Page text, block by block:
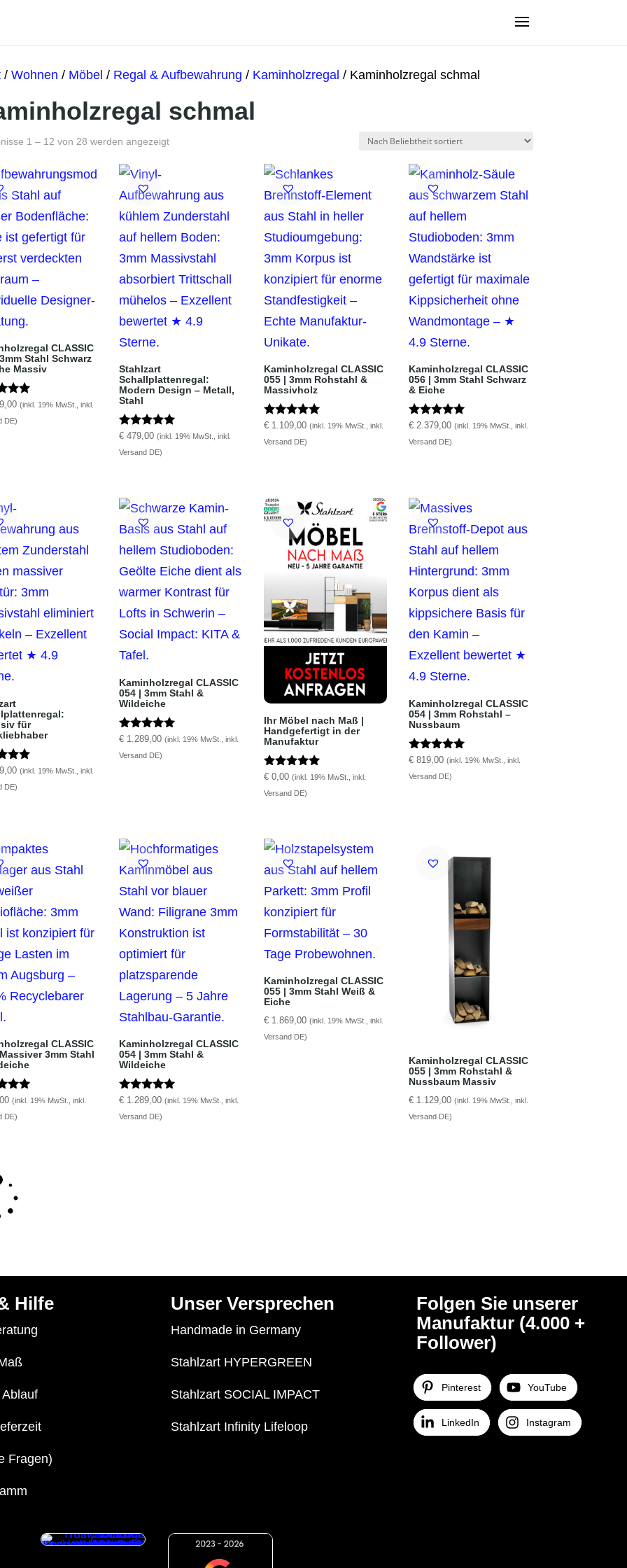
/Wohnen / Möbel / Regal & Aufbewahrung / Kaminholzregal / Kaminholzregal schmal
schmal
1 – 12 von 28 werden angezeigtNach
CLASSIC
Stahl Schwarz
Massiv
mit
(inkl. 19% MwSt., inkl.
DE)
Stahlzart
Schallplattenregal:
Modern Design – Metall,
Stahl
Bewertet mit
von 5
€ 479,00 (inkl. 19% MwSt., inkl.
Versand DE)
Kaminholzregal CLASSIC
055 | 3mm Rohstahl &
Massivholz
Bewertet mit
von 5
€1.109,00 (inkl. 19% MwSt., inkl.
Versand DE)
Kaminholzregal CLASSIC
056 | 3mm Stahl Schwarz
& Eiche
Bewertet mit
von 5
€2.379,00 (inkl. 19% MwSt., inkl.
Versand DE)
für
mit
(inkl. 19% MwSt., inkl.
DE)
Kaminholzregal CLASSIC
054 | 3mm Stahl &
Wildeiche
Bewertet mit
von 5
€ 1.289,00 (inkl. 19% MwSt., inkl.
Versand DE)
Ihr Möbel nach Maß |
Handgefertigt in der
Manufaktur
Bewertet mit
von 5
€0,00 (inkl. 19% MwSt., inkl.
Versand DE)
Kaminholzregal CLASSIC
054 | 3mm Rohstahl –
Nussbaum
Bewertet mit
von 5
€819,00 (inkl. 19% MwSt., inkl.
Versand DE)
CLASSIC
3mm Stahl
mit
(inkl. 19% MwSt., inkl.
DE)
Kaminholzregal CLASSIC
054 | 3mm Stahl &
Wildeiche
Bewertet mit
von 5
€ 1.289,00 (inkl. 19% MwSt., inkl.
Versand DE)
Kaminholzregal CLASSIC
055 | 3mm Stahl Weiß &
Eiche
€1.869,00 (inkl. 19% MwSt., inkl.
Versand DE)
Kaminholzregal CLASSIC
055 | 3mm Rohstahl &
Nussbaum Massiv
€1.129,00 (inkl. 19% MwSt., inkl.
Versand DE)
Hilfe
Fragen)
Unser Versprechen
Handmade in Germany
Stahlzart HYPERGREEN
Stahlzart SOCIAL IMPACT
Stahlzart Infinity Lifeloop
Folgen Sie unserer
Manufaktur (4.000 +
Follower)
Pinterest YouTube
LinkedIn Instagram